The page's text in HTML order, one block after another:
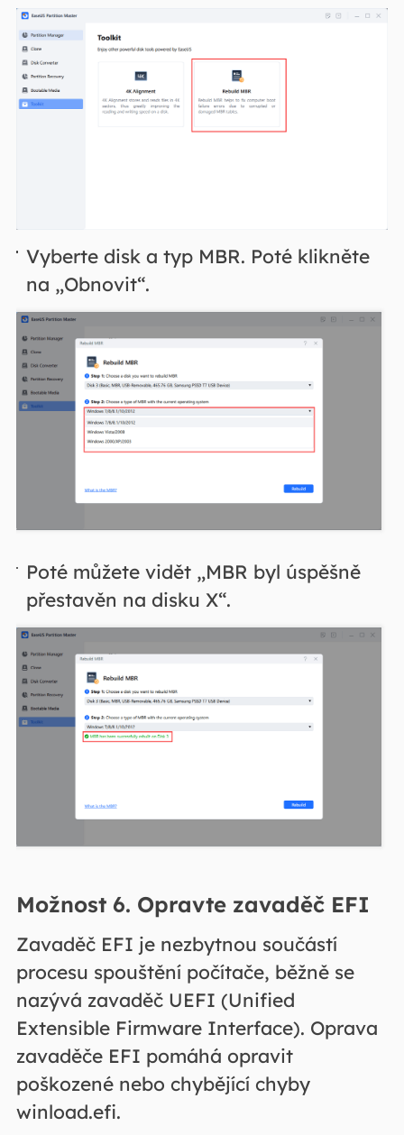
Vyberte disk a typ MBR. Poté klikněte
na „Obnovit“.
Poté můžete vidět „MBR byl úspěšně
přestavěn na disku X“.
Možnost 6. Opravte zavaděč EFI
Zavaděč EFI je nezbytnou součástí
procesu spouštění počítače, běžně se
nazývá zavaděč UEFI (Unified
Extensible Firmware Interface). Oprava
zavaděče EFI pomáhá opravit
poškozené nebo chybějící chyby
winload.efi.